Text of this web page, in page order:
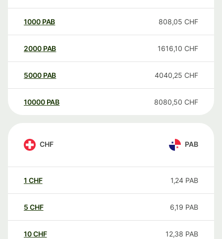
1000 PAB 808,05 CHF
2000 PAB 1616,10 CHF
5000 PAB 4040,25 CHF
10000 PAB 8080,50 CHF
CHF PAB
1 CHF 1,24 PAB
5 CHF 6,19 PAB
10CHF 12,38 PAB